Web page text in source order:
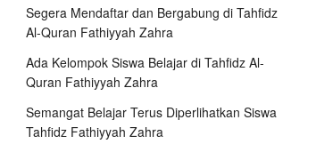
Segera Mendaftar dan Bergabung di Tahfidz
Al-Quran Fathiyyah Zahra
Ada Kelompok Siswa Belajar di Tahfidz Al-
Quran Fathiyyah Zahra
Semangat Belajar Terus Diperlihatkan Siswa
Tahfidz Fathiyyah Zahra